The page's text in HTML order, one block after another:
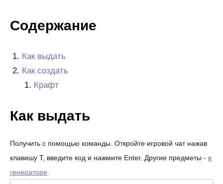
Содержание
Как выдать
Как создать
Крафт
Как выдать
Получить с помощью команды. Откройте игровой чат нажав
клавишу T, введите код и нажмите Enter. Другие предметы - в
генераторе.